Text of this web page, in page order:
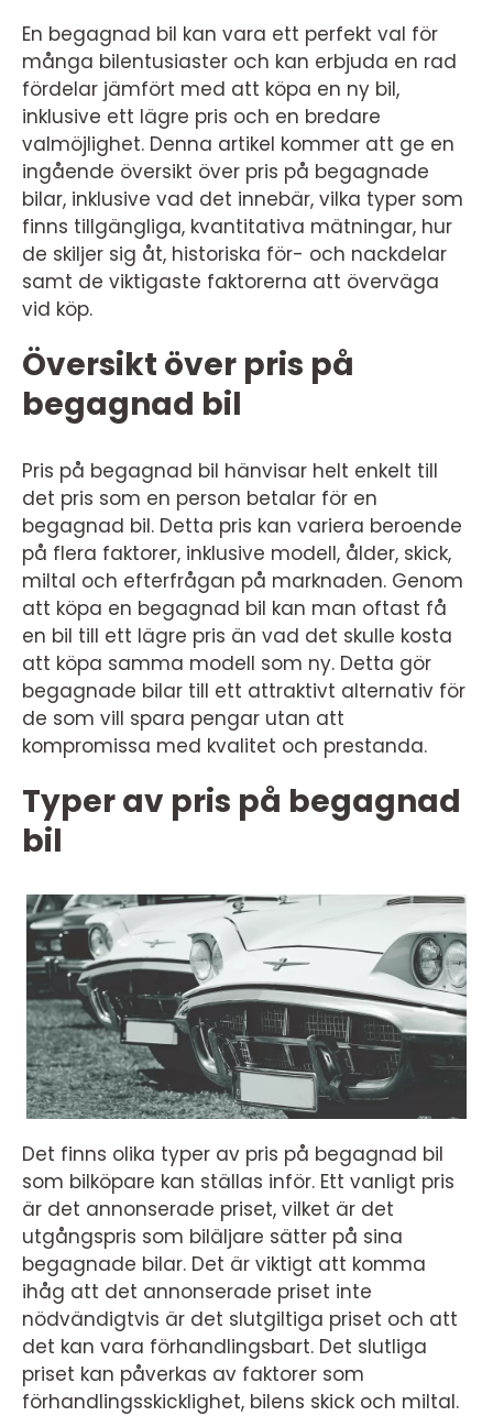
En begagnad bil kan vara ett perfekt val för
många bilentusiaster och kan erbjuda en rad
fördelar jämfört med att köpa en ny bil,
inklusive ett lägre pris och en bredare
valmöjlighet. Denna artikel kommer att ge en
ingående översikt över pris på begagnade
bilar, inklusive vad det innebär, vilka typer som
finns tillgängliga, kvantitativa mätningar, hur
de skiljer sig åt, historiska för- och nackdelar
samt de viktigaste faktorerna att överväga
vid köp.
Översikt över pris på
begagnad bil
Pris på begagnad bil hänvisar helt enkelt till
det pris som en person betalar för en
begagnad bil. Detta pris kan variera beroende
på flera faktorer, inklusive modell, ålder, skick,
miltal och efterfrågan på marknaden. Genom
att köpa en begagnad bil kan man oftast få
en bil till ett lägre pris än vad det skulle kosta
att köpa samma modell som ny. Detta gör
begagnade bilar till ett attraktivt alternativ för
de som vill spara pengar utan att
kompromissa med kvalitet och prestanda.
Typer av pris på begagnad
bil
Det finns olika typer av pris på begagnad bil
som bilköpare kan ställas inför. Ett vanligt pris
är det annonserade priset, vilket är det
utgångspris som biläljare sätter på sina
begagnade bilar. Det är viktigt att komma
ihåg att det annonserade priset inte
nödvändigtvis är det slutgiltiga priset och att
det kan vara förhandlingsbart. Det slutliga
priset kan påverkas av faktorer som
förhandlingsskicklighet, bilens skick och miltal.